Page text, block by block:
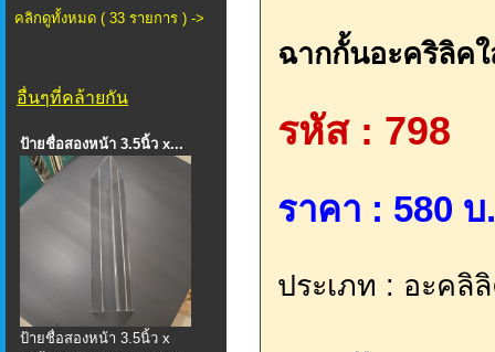
คลิกดูทั้งหมด ( 33 รายการ ) ->
อื่นๆที่คล้ายกัน
ป้ายชื่อสองหน้า 3.5นิ้ว x...
ป้ายชื่อสองหน้า 3.5นิ้ว x
ฉากกั้นอะคริลิค
รหัส : 798
ราคา : 580 บ
ประเภท : อะคลิ